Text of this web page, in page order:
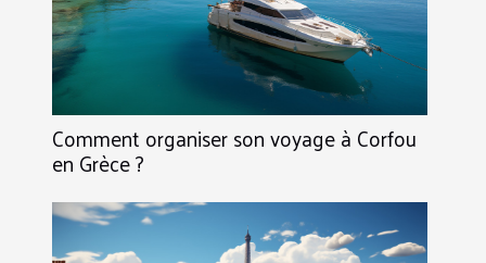
Comment organiser son voyage à Corfou
en Grèce ?